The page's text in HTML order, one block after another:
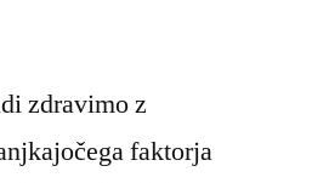
zdravimo z
faktorja